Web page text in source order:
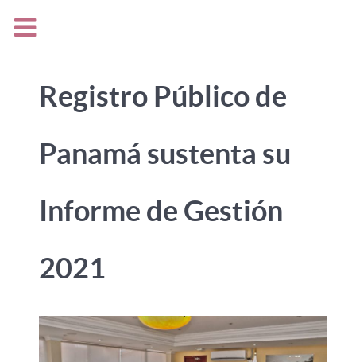
Registro Público de
Panamá sustenta su
Informe de Gestión
2021